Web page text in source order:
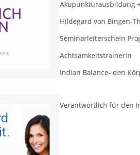
Akupunkturausbildung
Hildegard von Bingen-
Seminarleiterschein
Achtsamkeitstrainerin
Indian Balance- den
Verantwortlich für den